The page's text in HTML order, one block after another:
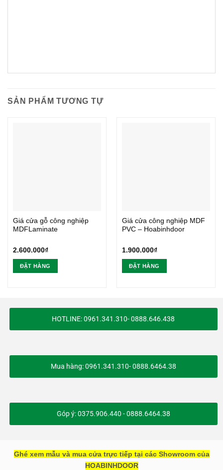
SẢN PHẨM TƯƠNG TỰ
Giá cửa gỗ công nghiệp
MDFLaminate
2.600.000₫
ĐẶT HÀNG
Giá cửa công nghiệp MDF
PVC – Hoabinhdoor
1.900.000₫
ĐẶT HÀNG
HOTLINE: 0961.341.310- 0888.646.438
Mua hàng: 0961.341.310- 0888.6464.38
Góp ý: 0375.906.440 - 0888.6464.38
Ghé xem mẫu và mua cửa trực tiếp tại các Showroom của
HOABINHDOOR